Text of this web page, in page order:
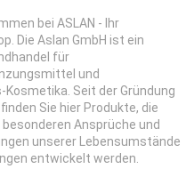
bei ASLAN - Ihr
Die Aslan GmbH ist ein
für
und
Kosmetika. Seit der Gründung
Sie hier Produkte, die
Ansprüche und
unserer Lebensumstände
entwickelt werden.